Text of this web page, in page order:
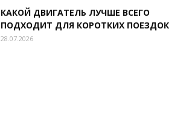
КАКОЙ ДВИГАТЕЛЬ ЛУЧШЕ ВСЕГО
ПОДХОДИТ ДЛЯ КОРОТКИХ ПОЕЗДОК
28.07.2026